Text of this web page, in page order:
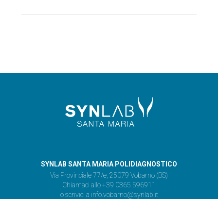
SYNLAB SANTA MARIA POLIDIAGNOSTICO
Via Provinciale 77/e, 25079 Vobarno (BS)
Chiamaci allo +39 0365 596911
o scrivici a info.vobarno@synlab.it